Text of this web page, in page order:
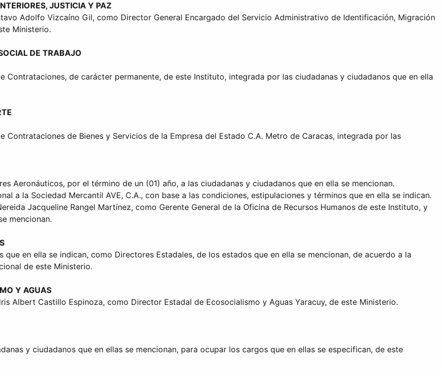
JUSTICIA Y PAZ
Adolfo Vizcaíno Gil, como Director General Encargado del Servicio Administrativo de Identificación, Migración
Ministerio.
DE TRABAJO
Contrataciones, de carácter permanente, de este Instituto, integrada por las ciudadanas y ciudadanos que en ella
de Bienes y Servicios de la Empresa del Estado C.A. Metro de Caracas, integrada por las
Aeronáuticos, por el término de un (01) año, a las ciudadanas y ciudadanos que en ella se mencionan.
a la Sociedad Mercantil AVE, C.A., con base a las condiciones, estipulaciones y términos que en ella se indican.
Jacqueline Rangel Martínez, como Gerente General de la Oficina de Recursos Humanos de este Instituto, y
mencionan.
en ella se indican, como Directores Estadales, de los estados que en ella se mencionan, de acuerdo a la
de este Ministerio.
Y AGUAS
Albert Castillo Espinoza, como Director Estadal de Ecosocialismo y Aguas Yaracuy, de este Ministerio.
y ciudadanos que en ellas se mencionan, para ocupar los cargos que en ellas se especifican, de este